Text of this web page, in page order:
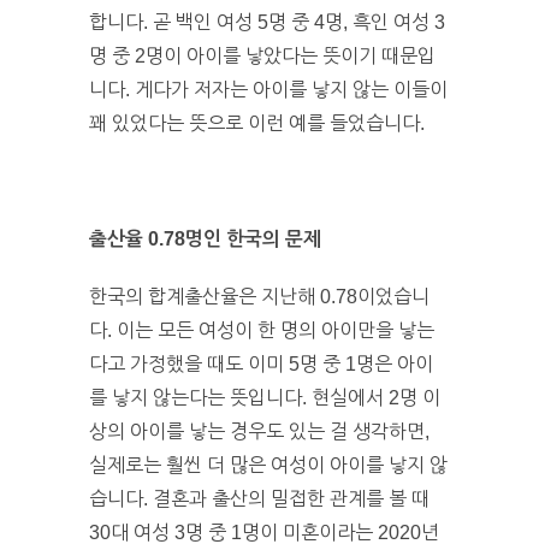
합니다. 곧 백인 여성 5명 중 4명, 흑인 여성 3
명 중 2명이 아이를 낳았다는 뜻이기 때문입
니다. 게다가 저자는 아이를 낳지 않는 이들이
꽤 있었다는 뜻으로 이런 예를 들었습니다.
출산율 0.78명인 한국의 문제
한국의 합계출산율은 지난해 0.78이었습니
다. 이는 모든 여성이 한 명의 아이만을 낳는
다고 가정했을 때도 이미 5명 중 1명은 아이
를 낳지 않는다는 뜻입니다. 현실에서 2명 이
상의 아이를 낳는 경우도 있는 걸 생각하면,
실제로는 훨씬 더 많은 여성이 아이를 낳지 않
습니다. 결혼과 출산의 밀접한 관계를 볼 때
30대 여성 3명 중 1명이 미혼이라는 2020년